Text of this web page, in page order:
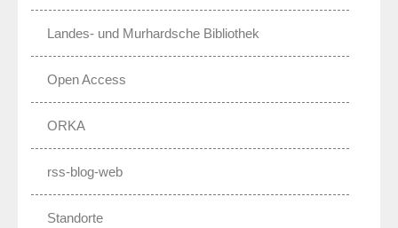
Landes- und Murhardsche Bibliothek
Open Access
ORKA
rss-blog-web
Standorte